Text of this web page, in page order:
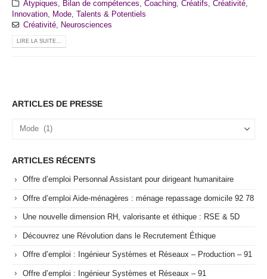
Atypiques, Bilan de compétences, Coaching, Créatifs, Créativité,
Innovation, Mode,
Talents & Potentiels
Créativité, Neurosciences
LIRE LA SUITE...
ARTICLES DE PRESSE
Articles
de
ARTICLES RÉCENTS
Offre d’emploi Personnal Assistant pour dirigeant humanitaire
Offre d’emploi Aide-ménagères : ménage repassage domicile 92 78
Une nouvelle dimension RH, valorisante et éthique : RSE & 5D
Découvrez une Révolution dans le Recrutement Éthique
Offre d’emploi : Ingénieur Systèmes et Réseaux – Production – 91
Offre d’emploi : Ingénieur Systèmes et Réseaux – 91